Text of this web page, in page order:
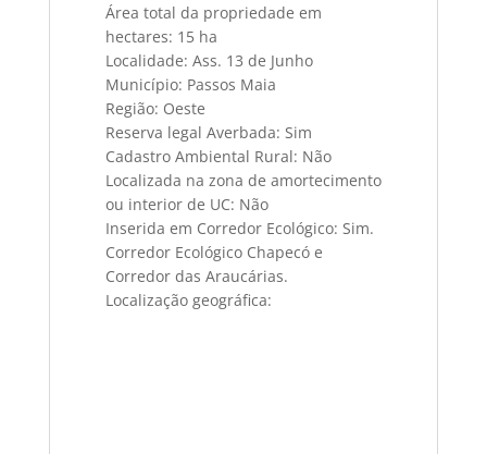
Área total da propriedade em
hectares: 15 ha
Localidade: Ass. 13 de Junho
Município: Passos Maia
Região: Oeste
Reserva legal Averbada: Sim
Cadastro Ambiental Rural: Não
Localizada na zona de amortecimento
ou interior de UC: Não
Inserida em Corredor Ecológico: Sim.
Corredor Ecológico Chapecó e
Corredor das Araucárias.
Localização geográfica: